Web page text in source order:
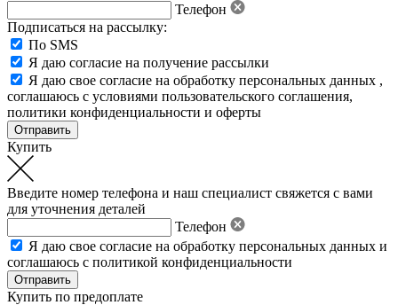
Телефон
Подписаться на рассылку:
По SMS
Я даю согласие на получение рассылки
Я даю свое согласие на обработку персональных данных ,
соглашаюсь с условиями пользовательского соглашения,
политики конфиденциальности и оферты
Купить
Введите номер телефона и наш специалист свяжется с вами
для уточнения деталей
Телефон
Я даю свое согласие на обработку персональных данных и
соглашаюсь с политикой конфиденциальности
Купить по предоплате